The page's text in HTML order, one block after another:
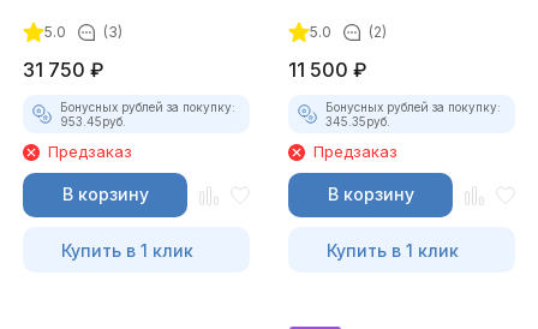
5.0 (3)
31 750 ₽
Бонусных рублей за покупку:
953.45руб.
Предзаказ
В корзину
Купить в 1 клик
5.0 (2)
11 500 ₽
Бонусных рублей за покупку:
345.35руб.
Предзаказ
В корзину
Купить в 1 клик